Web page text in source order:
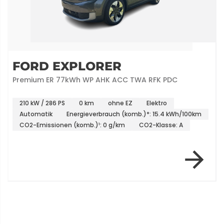
FORD EXPLORER
Premium ER 77kWh WP AHK ACC TWA RFK PDC
210 kW / 286 PS 0 km ohne EZ
Elektro
Automatik
Energieverbrauch (komb.)*: 15.4 kWh/100km
CO2-Emissionen (komb.)¹: 0 g/km
CO2-Klasse: A